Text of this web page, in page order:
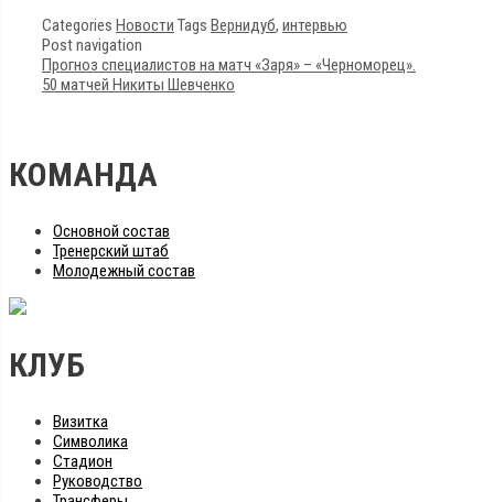
Categories Новости Tags Вернидуб, интервью
Post navigation
Прогноз специалистов на матч «Заря» – «Черноморец».
50 матчей Никиты Шевченко
КОМАНДА
Основной состав
Тренерский штаб
Молодежный состав
КЛУБ
Визитка
Символика
Стадион
Руководство